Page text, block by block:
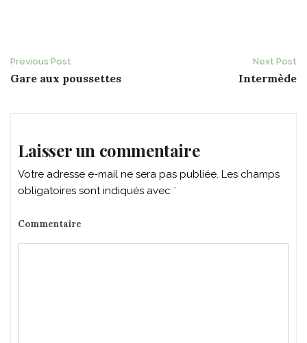
Post
navigation
Previous Post
Gare aux poussettes
Next Post
Intermède
Laisser un commentaire
Votre adresse e-mail ne sera pas publiée. Les champs
obligatoires sont indiqués avec *
Commentaire